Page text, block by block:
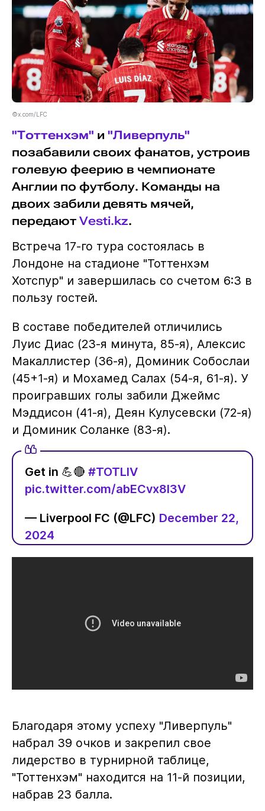
©x.com/LFC
"Тоттенхэм" и "Ливерпуль"
позабавили своих фанатов, устроив
голевую феерию в чемпионате
Англии по футболу. Команды на
двоих забили девять мячей,
передают Vesti.kz.
Встреча 17-го тура состоялась в
Лондоне на стадионе "Тоттенхэм
Хотспур" и завершилась со счетом 6:3 в
пользу гостей.
В составе победителей отличились
Луис Диас (23-я минута, 85-я), Алексис
Макаллистер (36-я), Доминик Собослаи
(45+1-я) и Мохамед Салах (54-я, 61-я). У
проигравших голы забили Джеймс
Мэддисон (41-я), Деян Кулусевски (72-я)
и Доминик Соланке (83-я).
Get in 💪🔴 #TOTLIV
pic.twitter.com/abECvx8l3V
— Liverpool FC (@LFC) December 22,
2024
Благодаря этому успеху "Ливерпуль"
набрал 39 очков и закрепил свое
лидерство в турнирной таблице,
"Тоттенхэм" находится на 11-й позиции,
набрав 23 балла.